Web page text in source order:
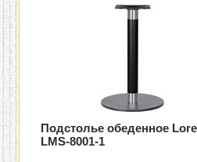
Подстолье обеденное
LMS-8001-1